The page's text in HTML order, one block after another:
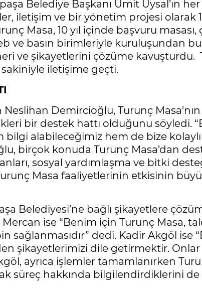
Belediye Başkanı Ümit Uysal’ın
iletişim ve bir yönetim projesi olarak
Masa, 10 yıl içinde başvuru masası,
ve basın birimleriyle kuruluşundan
ve şikayetlerini çözüme kavuşturdu.
iletişime geçti.
Demircioğlu, Turunç
bir destek hattı olduğunu söyledi.
bilgi alabileceğimiz hem de bize
birçok konuda Turunç Masa’dan
sosyal yardımlaşma ve bitki
Masa faaliyetlerinin etkisinin
Belediyesi’ne bağlı şikayetlere
ise “Benim için Turunç Masa,
sağlanmasıdır” dedi. Kadir Akgöl ise
şikayetlerimizi dile getirmektir.
ayrıca işlemler tamamlanırken
süreç hakkında bilgilendirdiklerini de